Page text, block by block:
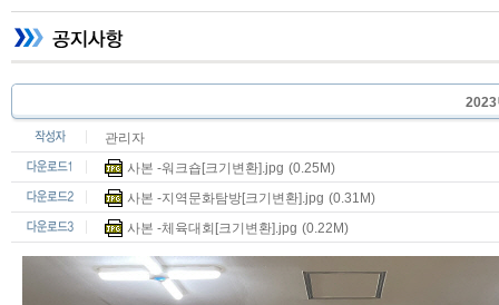
2023
관리자
사본 -워크숍[크기변환].jpg (0.25M)
사본 -지역문화탐방[크기변환].jpg (0.31M)
사본 -체육대회[크기변환].jpg (0.22M)